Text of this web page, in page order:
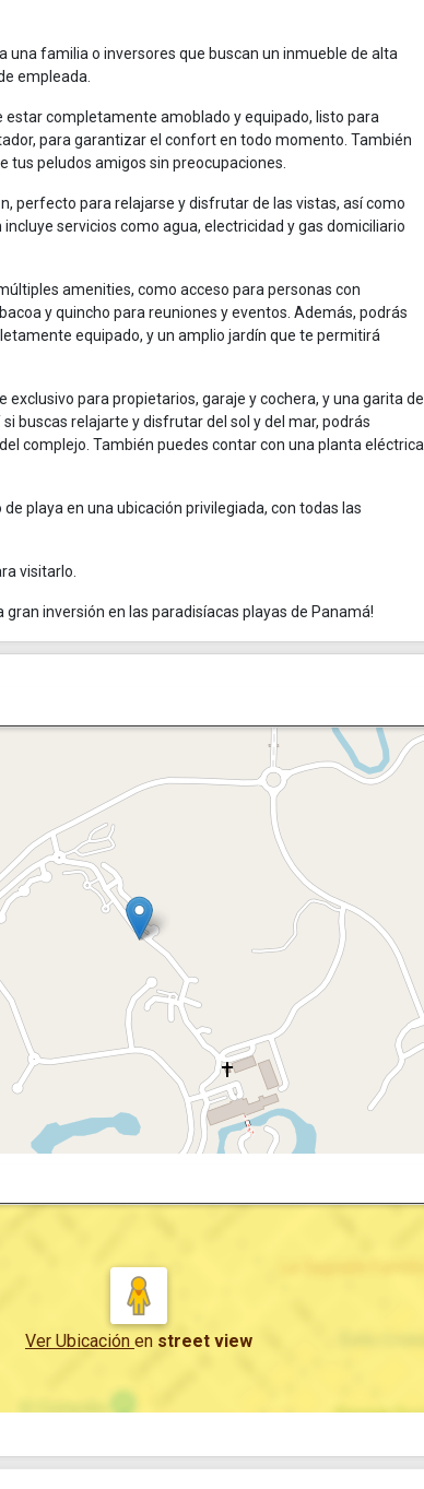
familia o inversores que buscan un inmueble de alta
empleada.
completamente amoblado y equipado, listo para
para garantizar el confort en todo momento. También
tus peludos amigos sin preocupaciones.
perfecto para relajarse y disfrutar de las vistas, así como
servicios como agua, electricidad y gas domiciliario
amenities, como acceso para personas con
y quincho para reuniones y eventos. Además, podrás
equipado, y un amplio jardín que te permitirá
para propietarios, garaje y cochera, y una garita de
buscas relajarte y disfrutar del sol y del mar, podrás
complejo. También puedes contar con una planta eléctrica
playa en una ubicación privilegiada, con todas las
visitarlo.
inversión en las paradisíacas playas de Panamá!
Ver Ubicación en street view